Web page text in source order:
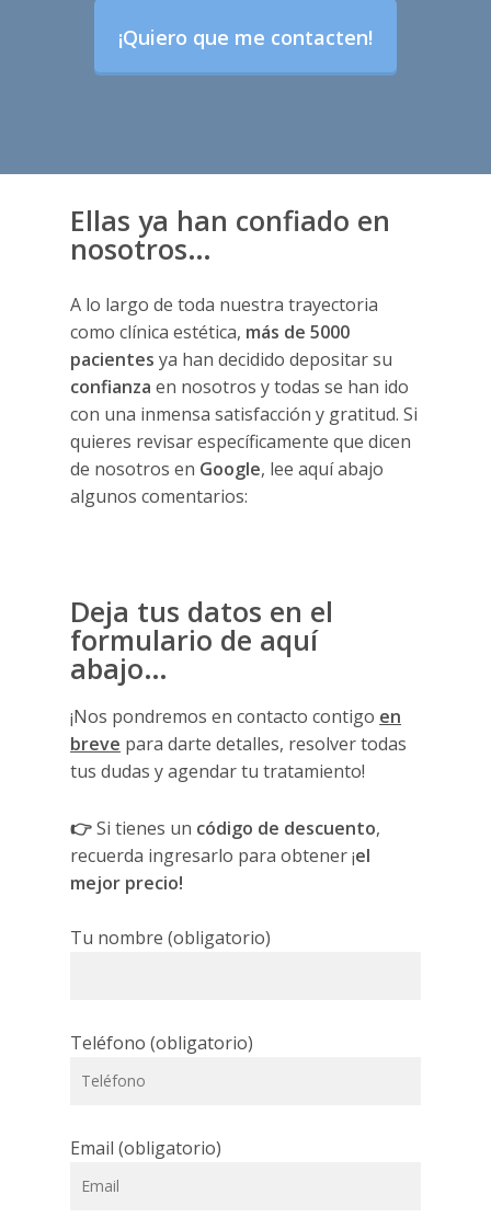
¡Quiero que me contacten!
Ellas ya han confiado en
nosotros…
A lo largo de toda nuestra trayectoria
como clínica estética, más de 5000
pacientes ya han decidido depositar su
confianza en nosotros y todas se han ido
con una inmensa satisfacción y gratitud. Si
quieres revisar específicamente que dicen
de nosotros en Google, lee aquí abajo
algunos comentarios:
Deja tus datos en el
formulario de aquí
abajo…
¡Nos pondremos en contacto contigo en
breve para darte detalles, resolver todas
tus dudas y agendar tu tratamiento!
👉Si tienes un código de descuento,
recuerda ingresarlo para obtener ¡el
mejor precio!
Tu nombre (obligatorio)
Teléfono (obligatorio)
Email (obligatorio)